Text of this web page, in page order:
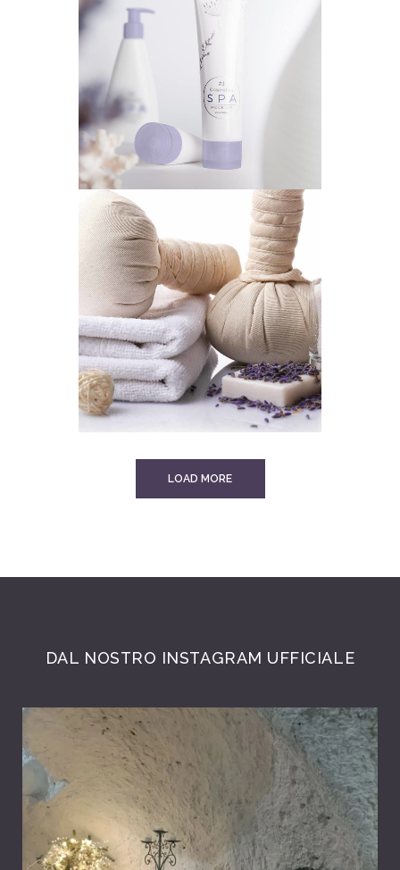
PERFECT PRESENT
SPA
LOAD MORE
DAL NOSTRO INSTAGRAM UFFICIALE